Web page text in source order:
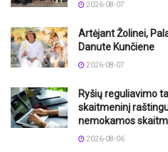
2026-08-07
Artėjant Žolinei,
Danute Kunčiene
2026-08-07
Ryšių reguliavimo
skaitmeninį
nemokamos
2026-08-06